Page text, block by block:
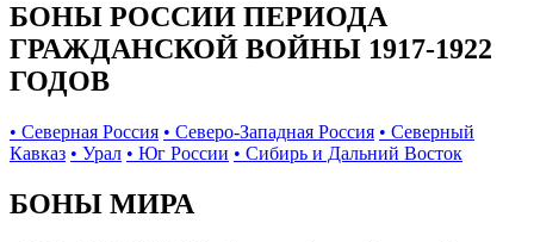
БОНЫ РОССИИ ПЕРИОДА
ГРАЖДАНСКОЙ ВОЙНЫ 1917-1922
ГОДОВ
• Северная Россия • Северо-Западная Россия • Северный
Кавказ • Урал • Юг России • Сибирь и Дальний Восток
БОНЫ МИРА